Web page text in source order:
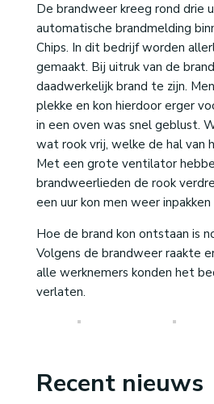
De brandweer kreeg rond drie
automatische brandmelding
Chips. In dit bedrijf worden
gemaakt. Bij uitruk van de
daadwerkelijk brand te zijn.
plekke en kon hierdoor erger
in een oven was snel geblust.
wat rook vrij, welke de hal van
Met een grote ventilator
brandweerlieden de rook
een uur kon men weer inpakken
Hoe de brand kon ontstaan is
Volgens de brandweer raakte
alle werknemers konden het
verlaten.
Recent nieuws